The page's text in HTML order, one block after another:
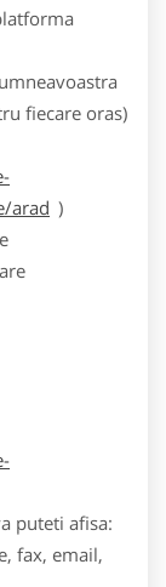
fiecare oras)
arad )
puteti afisa:
fax, email,